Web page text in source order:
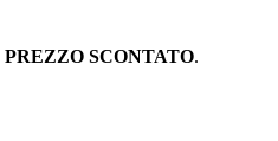
PREZZO SCONTATO.